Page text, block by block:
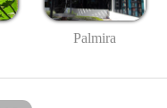
Palmira